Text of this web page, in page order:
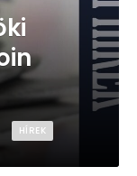
HÍREK